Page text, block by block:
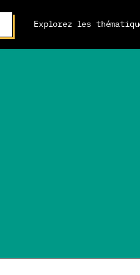
Explorez les